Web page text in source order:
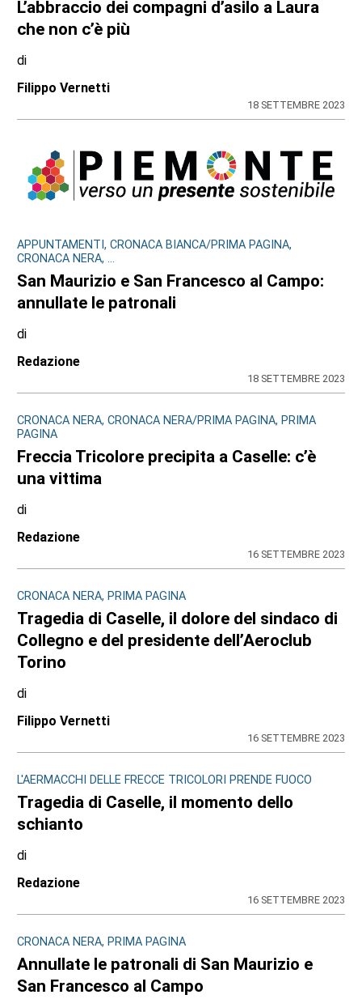
L’abbraccio dei compagni d’asilo a Laura
che non c’è più
di
Filippo Vernetti
18 SETTEMBRE 2023
APPUNTAMENTI, CRONACA BIANCA/PRIMA PAGINA,
CRONACA NERA, ...
San Maurizio e San Francesco al Campo:
annullate le patronali
di
Redazione
18 SETTEMBRE 2023
CRONACA NERA, CRONACA NERA/PRIMA PAGINA, PRIMA
PAGINA
Freccia Tricolore precipita a Caselle: c’è
una vittima
di
Redazione
16 SETTEMBRE 2023
CRONACA NERA, PRIMA PAGINA
Tragedia di Caselle, il dolore del sindaco di
Collegno e del presidente dell’Aeroclub
Torino
di
Filippo Vernetti
16 SETTEMBRE 2023
L'AERMACCHI DELLE FRECCE TRICOLORI PRENDE FUOCO
Tragedia di Caselle, il momento dello
schianto
di
Redazione
16 SETTEMBRE 2023
CRONACA NERA, PRIMA PAGINA
Annullate le patronali di San Maurizio e
San Francesco al Campo